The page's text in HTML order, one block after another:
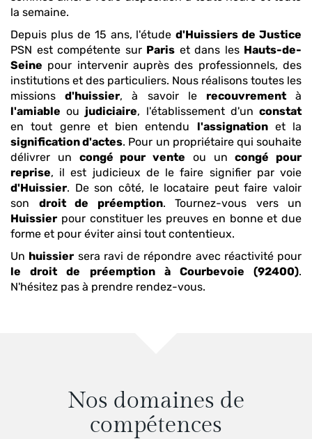
la semaine.
Depuis plus de 15 ans, l'étuded'Huissiers de Justice
PSN est compétente sur Paris et dans les Hauts-de-
Seine pour intervenir auprès des professionnels, des
institutions et des particuliers. Nous réalisons toutes les
missionsd'huissier, à savoir le recouvrementà
l'amiable ou judiciaire, l'établissement d'unconstat
en tout genre et bien entendu l'assignationet la
signification d'actes. Pour un propriétaire qui souhaite
délivrer un congé pour vente ou uncongé pour
reprise, il est judicieux de le faire signifier par voie
d'Huissier. De son côté, le locataire peut faire valoir
son droit de préemption. Tournez-vous vers un
Huissier pour constituer les preuves en bonne et due
forme et pour éviter ainsi tout contentieux.
Un huissier sera ravi de répondre avec réactivité pour
le droit de préemption
à Courbevoie (92400).
N'hésitez pas à prendre rendez-vous.
Nos domaines de
compétences